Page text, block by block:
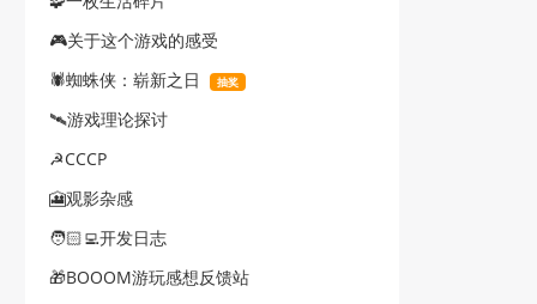
🎮关于这个游戏的感受
🕷️蜘蛛侠：崭新之日
抽奖
🛰游戏理论探讨
☭CCCP
🎦观影杂感
🧑🏻‍💻开发日志
🎁BOOOM游玩感想反馈站